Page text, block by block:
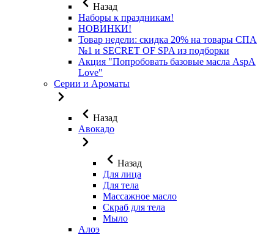
Назад
Наборы к праздникам!
НОВИНКИ!
Товар недели: скидка 20% на товары СПА
№1 и SECRET OF SPA из подборки
Акция "Попробовать базовые масла AspA
Love"
Серии и Ароматы
Назад
Авокадо
Назад
Для лица
Для тела
Массажное масло
Скраб для тела
Мыло
Алоэ